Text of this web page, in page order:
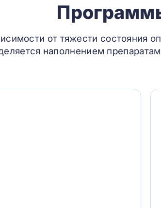
от тяжести состояния
наполнением